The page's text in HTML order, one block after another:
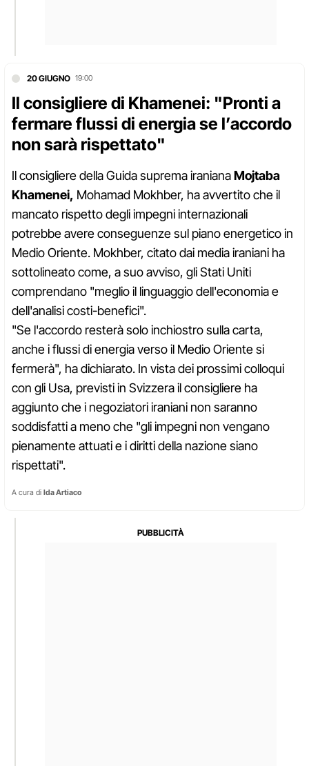
20 GIUGNO 19:00
Il consigliere di Khamenei: "Pronti a
fermare flussi di energia se l’accordo
non sarà rispettato"
Il consigliere della Guida suprema iranianaMojtaba
Khamenei, Mohamad Mokhber, ha avvertito che il
mancato rispetto degli impegni internazionali
potrebbe avere conseguenze sul piano energetico in
Medio Oriente. Mokhber, citato dai media iraniani ha
sottolineato come, a suo avviso, gli Stati Uniti
comprendano "meglio il linguaggio dell'economia e
dell'analisi costi-benefici".
"Se l'accordo resterà solo inchiostro sulla carta,
anche i flussi di energia verso il Medio Oriente si
fermerà", ha dichiarato. In vista dei prossimi colloqui
con gli Usa, previsti in Svizzera il consigliere ha
aggiunto che i negoziatori iraniani non saranno
soddisfatti a meno che "gli impegni non vengano
pienamente attuati e i diritti della nazione siano
rispettati".
A cura di Ida Artiaco